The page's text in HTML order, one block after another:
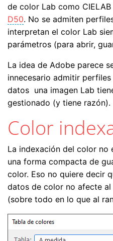
de color Lab como
D50. No se admiten
interpretan el color Lab
parámetros (para abrir,
La idea de Adobe parece
innecesario admitir
datos una imagen Lab
gestionado (y tiene razón).
Color
La indexación del color no
una forma compacta de
color. Eso no quiere decir
datos de color no afecte
(sobre todo en lo que al